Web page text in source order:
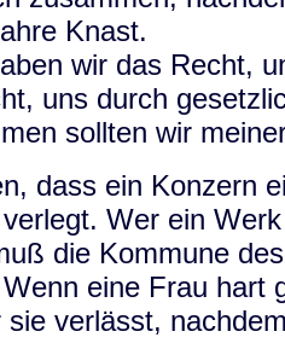
Knast.
wir das Recht,
uns durch
sollten wir
dass ein Konzern
Wer ein
die Kommune
eine Frau hart
sie verlässt,